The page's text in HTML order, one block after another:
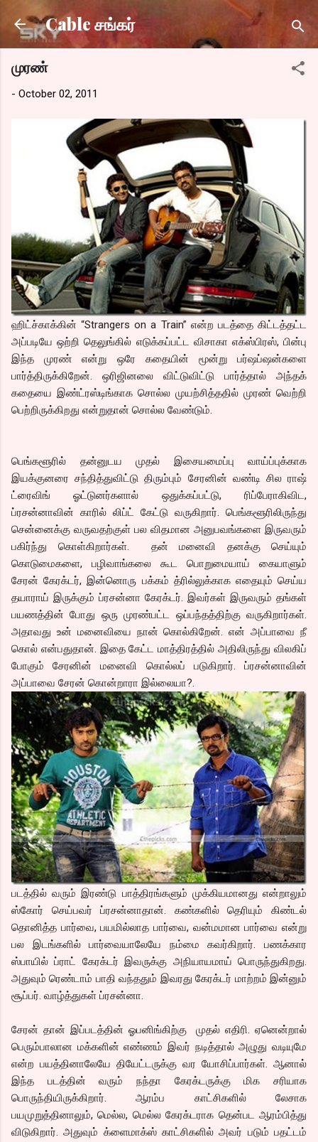
Skip to main content
Cable சங்கர்
முரண்
- October 02, 2011
ஹிட்ச்காக்கின் “Strangers on a Train” என்ற படத்தை கிட்டத்தட்ட
அப்படியே ஒற்றி தெலுங்கில் எடுக்கப்பட்ட விசாகா எக்ஸ்பிரஸ், பின்பு
இந்த முரண் என்று ஒரே கதையின் மூன்று பர்ஷப்ஷன்களை
பார்த்திருக்கிறேன். ஒரிஜினலை விட்டுவிட்டு பார்த்தால் அந்தக்
கதையை இண்ட்ரஸ்டிங்காக சொல்ல முயற்சித்ததில் முரண் வெற்றி
பெற்றிருக்கிறது என்றுதான் சொல்ல வேண்டும்.
பெங்களூரில் தன்னுடய முதல் இசையமைப்பு வாய்ப்புக்காக
இயக்குனரை சந்தித்துவிட்டு திரும்பும் சேரனின் வண்டி சில ராஷ்
ட்ரைவிங் ஓட்டுனர்களால் ஒதுக்கப்பட்டு, ரிப்பேராகிவிட,
ப்ரசன்னாவின் காரில் லிப்ட் கேட்டு வருகிறார். பெங்களூரிலிருந்து
சென்னைக்கு வருவதற்குள் பல விதமான அனுபவங்களை இருவரும்
பகிர்ந்து கொள்கிறார்கள். தன் மனைவி தனக்கு செய்யும்
கொடுமைகளை, பழிவாங்கலை கூட பொறுமையாய் கையாளும்
சேரன் கேரக்டர், இன்னொரு பக்கம் த்ரில்லுக்காக எதையும் செய்ய
தயாராய் இருக்கும் ப்ரசன்னா கேரக்டர். இவர்கள் இருவரும் தங்கள்
பயணத்தின் போது ஒரு முரண்பட்ட ஒப்பந்தத்திற்கு வருகிறார்கள்.
அதாவது உன் மனைவியை நான் கொல்கிறேன். என் அப்பாவை நீ
கொல் என்பதுதான். இதை கேட்ட மாத்திரத்தில் அதிலிருந்து விலகிப்
போகும் சேரனின் மனைவி கொல்லப் படுகிறார். ப்ரசன்னாவின்
அப்பாவை சேரன் கொன்றாரா இல்லையா?.
படத்தில் வரும் இரண்டு பாத்திரங்களும் முக்கியமானது என்றாலும்
ஸ்கோர் செய்பவர் ப்ரசன்னாதான். கண்களில் தெரியும் கிண்டல்
தொனித்த பார்வை, பயமில்லாத பார்வை, வன்மமான பார்வை என்று
பல இடங்களில் பார்வையாலேயே நம்மை கவர்கிறார். பணக்கார
ஸ்பாயில் ப்ராட் கேரக்டர் இவருக்கு அநியாயமாய் பொருந்துகிறது.
அதுவும் ரெண்டாம் பாதி வந்ததும் இவரது கேரக்டர் மாற்றம் இன்னும்
சூப்பர். வாழ்த்துகள் ப்ரசன்னா.
சேரன் தான் இப்படத்தின் ஓபனிங்கிற்கு முதல் எதிரி. ஏனென்றால்
பெரும்பாலான மக்களின் எண்ணம் இவர் நடித்தால் அழுது வடியுமே
என்ற பயத்தினாலேயே தியேட்டருக்கு வர யோசிப்பார்கள். ஆனால்
இந்த படத்தின் வரும் நந்தா கேரக்டருக்கு மிக சரியாக
பொருந்தியிருக்கிறார். ஆரம்ப காட்சிகளில் லேசாக
பயமுறுத்தினாலும், மெல்ல, மெல்ல கேரக்டராக தென்பட ஆரம்பித்து
விடுகிறார். அதுவும் க்ளைமாக்ஸ் காட்சிகளில் அவர் படும் பதட்டம்